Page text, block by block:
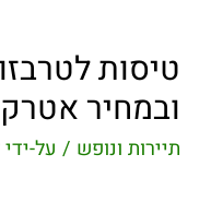
טיסות
ובמחיר
תיירות ונופש / על-ידי